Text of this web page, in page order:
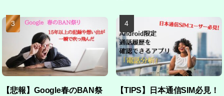
【悲報】Google春のBAN祭
【TIPS】日本通信SIM必見！